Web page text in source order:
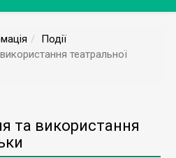
Події
театральної
та використання